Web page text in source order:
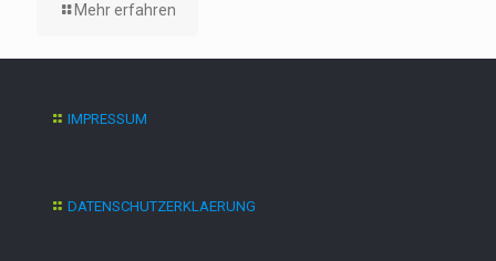
Mehr erfahren
IMPRESSUM
DATENSCHUTZERKLAERUNG